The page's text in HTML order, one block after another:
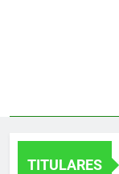
TITULARES